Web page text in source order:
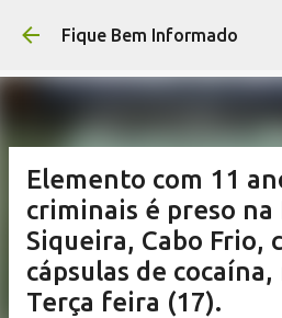
Pular para o
Fique Bem Informado
Elemento com 11
criminais é preso na
Siqueira, Cabo Frio,
cápsulas de
Terça feira (17).